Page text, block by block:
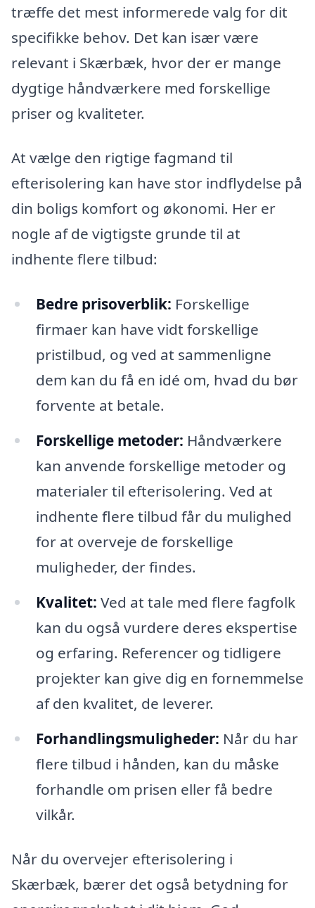
træffe det mest informerede valg for dit
specifikke behov. Det kan især være
relevant i Skærbæk, hvor der er mange
dygtige håndværkere med forskellige
priser og kvaliteter.
At vælge den rigtige fagmand til
efterisolering kan have stor indflydelse på
din boligs komfort og økonomi. Her er
nogle af de vigtigste grunde til at
indhente flere tilbud:
Bedre prisoverblik: Forskellige
firmaer kan have vidt forskellige
pristilbud, og ved at sammenligne
dem kan du få en idé om, hvad du bør
forvente at betale.
Forskellige metoder: Håndværkere
kan anvende forskellige metoder og
materialer til efterisolering. Ved at
indhente flere tilbud får du mulighed
for at overveje de forskellige
muligheder, der findes.
Kvalitet: Ved at tale med flere fagfolk
kan du også vurdere deres ekspertise
og erfaring. Referencer og tidligere
projekter kan give dig en fornemmelse
af den kvalitet, de leverer.
Forhandlingsmuligheder: Når du har
flere tilbud i hånden, kan du måske
forhandle om prisen eller få bedre
vilkår.
Når du overvejer efterisolering i
Skærbæk, bærer det også betydning for